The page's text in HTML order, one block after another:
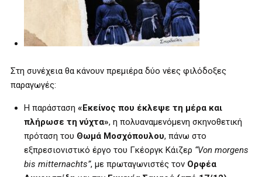
Στη συνέχεια θα κάνουν πρεμιέρα δύο νέες φιλόδοξες
παραγωγές:
Η παράσταση «Εκείνος που έκλεψε τη μέρα και
πλήρωσε τη νύχτα», η πολυαναμενόμενη σκηνοθετική
πρόταση του Θωμά Μοσχόπουλου, πάνω στο
εξπρεσιονιστικό έργο του Γκέοργκ Κάιζερ “Von morgens
bis mitternachts”, με πρωταγωνιστές τον Ορφέα